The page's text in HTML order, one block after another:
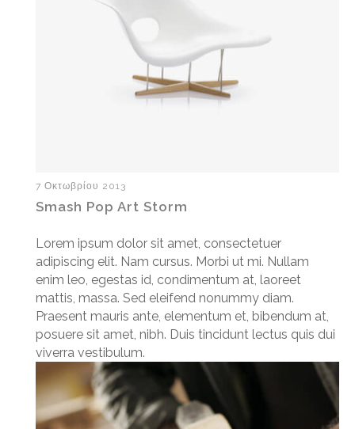
7 Οκτωβρίου 2013
Smash Pop Art Storm
Lorem ipsum dolor sit amet, consectetuer
adipiscing elit. Nam cursus. Morbi ut mi. Nullam
enim leo, egestas id, condimentum at, laoreet
mattis, massa. Sed eleifend nonummy diam.
Praesent mauris ante, elementum et, bibendum at,
posuere sit amet, nibh. Duis tincidunt lectus quis dui
viverra vestibulum.